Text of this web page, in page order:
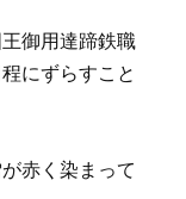
御用達蹄鉄職
にずらすこと
赤く染まって